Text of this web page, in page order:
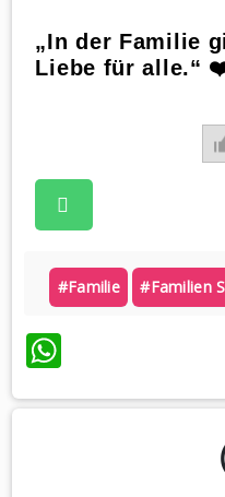
„In der Familie
Liebe für alle.“
#familie #familien
WhatsApp